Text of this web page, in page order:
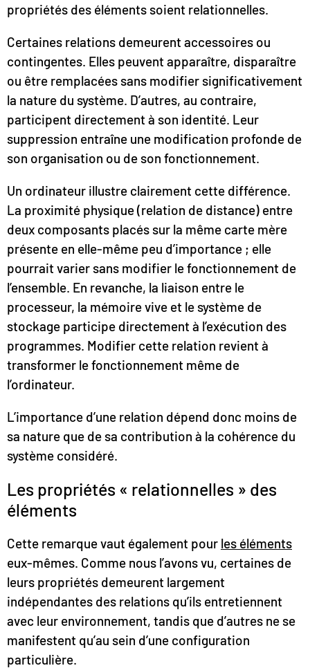
propriétés des éléments soient relationnelles.
Certaines relations demeurent accessoires ou
contingentes. Elles peuvent apparaître, disparaître
ou être remplacées sans modifier significativement
la nature du système. D’autres, au contraire,
participent directement à son identité. Leur
suppression entraîne une modification profonde de
son organisation ou de son fonctionnement.
Un ordinateur illustre clairement cette différence.
La proximité physique (relation de distance) entre
deux composants placés sur la même carte mère
présente en elle-même peu d’importance ; elle
pourrait varier sans modifier le fonctionnement de
l’ensemble. En revanche, la liaison entre le
processeur, la mémoire vive et le système de
stockage participe directement à l’exécution des
programmes. Modifier cette relation revient à
transformer le fonctionnement même de
l’ordinateur.
L’importance d’une relation dépend donc moins de
sa nature que de sa contribution à la cohérence du
système considéré.
Les propriétés « relationnelles » des
éléments
Cette remarque vaut également pour les éléments
eux-mêmes. Comme nous l’avons vu, certaines de
leurs propriétés demeurent largement
indépendantes des relations qu’ils entretiennent
avec leur environnement, tandis que d’autres ne se
manifestent qu’au sein d’une configuration
particulière.